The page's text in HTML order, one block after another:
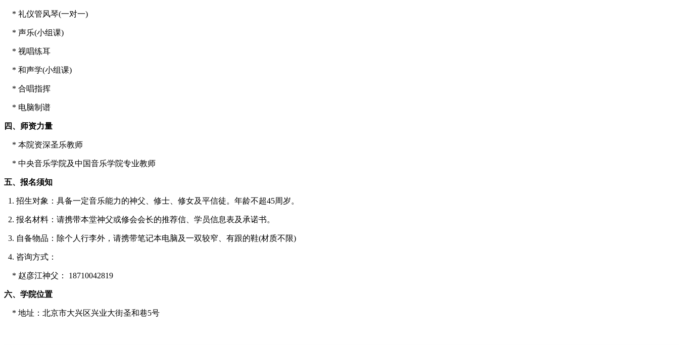
* 礼仪管风琴(一对一)
* 声乐(小组课)
* 视唱练耳
* 和声学(小组课)
* 合唱指挥
* 电脑制谱
四、师资力量
* 本院资深圣乐教师
* 中央音乐学院及中国音乐学院专业教师
五、报名须知
1. 招生对象：具备一定音乐能力的神父、修士、修女及平信徒。年龄不超45周岁。
2. 报名材料：请携带本堂神父或修会会长的推荐信、学员信息表及承诺书。
3. 自备物品：除个人行李外，请携带笔记本电脑及一双较窄、有跟的鞋(材质不限)
4. 咨询方式：
* 赵彦江神父： 18710042819
六、学院位置
* 地址：北京市大兴区兴业大街圣和巷5号